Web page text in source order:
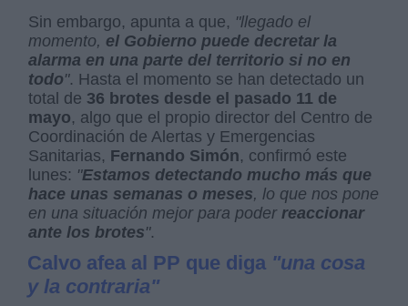
Sin embargo, apunta a que, "llegado el
momento, el Gobierno puede decretar la
alarma en una parte del territorio si no en
todo". Hasta el momento se han detectado un
total de 36 brotes desde el pasado 11 de
mayo, algo que el propio director del Centro de
Coordinación de Alertas y Emergencias
Sanitarias, Fernando Simón, confirmó este
lunes: "Estamos detectando mucho más que
hace unas semanas o meses, lo que nos pone
en una situación mejor para poder reaccionar
ante los brotes".
Calvo afea al PP que diga "una cosa
y la contraria"